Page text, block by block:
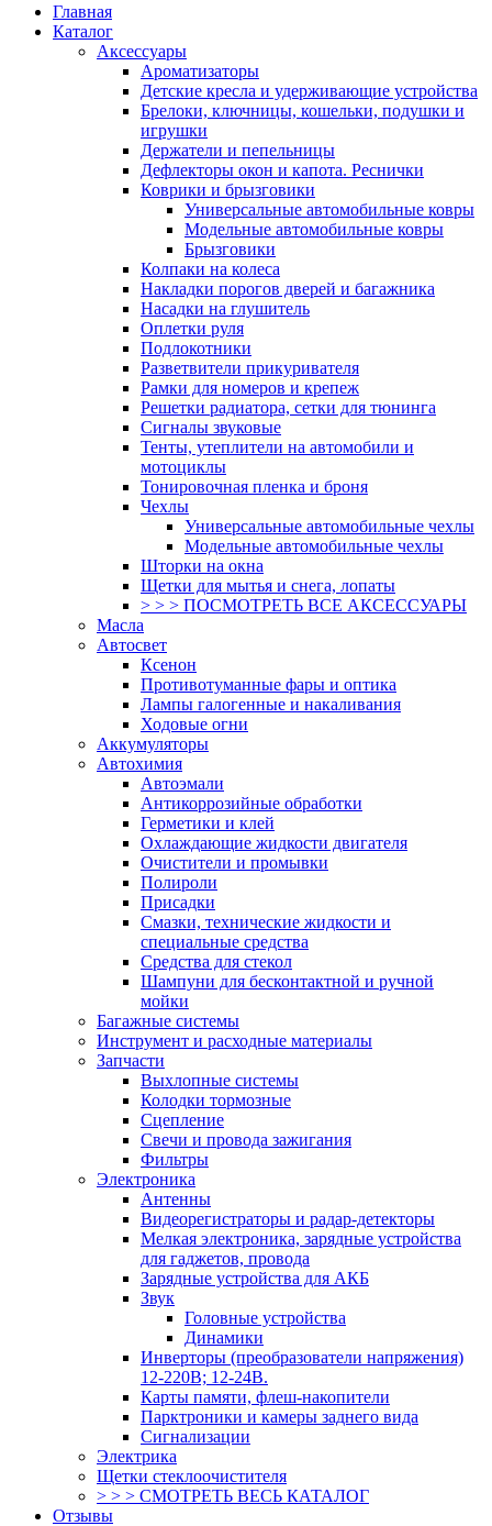
Главная
Каталог
Аксессуары
Ароматизаторы
Детские кресла и удерживающие устройства
Брелоки, ключницы, кошельки, подушки и
игрушки
Держатели и пепельницы
Дефлекторы окон и капота. Реснички
Коврики и брызговики
Универсальные автомобильные ковры
Модельные автомобильные ковры
Брызговики
Колпаки на колеса
Накладки порогов дверей и багажника
Насадки на глушитель
Оплетки руля
Подлокотники
Разветвители прикуривателя
Рамки для номеров и крепеж
Решетки радиатора, сетки для тюнинга
Сигналы звуковые
Тенты, утеплители на автомобили и
мотоциклы
Тонировочная пленка и броня
Чехлы
Универсальные автомобильные чехлы
Модельные автомобильные чехлы
Шторки на окна
Щетки для мытья и снега, лопаты
> > > ПОСМОТРЕТЬ ВСЕ АКСЕССУАРЫ
Масла
Автосвет
Ксенон
Противотуманные фары и оптика
Лампы галогенные и накаливания
Ходовые огни
Аккумуляторы
Автохимия
Автоэмали
Антикоррозийные обработки
Герметики и клей
Охлаждающие жидкости двигателя
Очистители и промывки
Полироли
Присадки
Смазки, технические жидкости и
специальные средства
Средства для стекол
Шампуни для бесконтактной и ручной
мойки
Багажные системы
Инструмент и расходные материалы
Запчасти
Выхлопные системы
Колодки тормозные
Сцепление
Свечи и провода зажигания
Фильтры
Электроника
Антенны
Видеорегистраторы и радар-детекторы
Мелкая электроника, зарядные устройства
для гаджетов, провода
Зарядные устройства для АКБ
Звук
Головные устройства
Динамики
Инверторы (преобразователи напряжения)
12-220В; 12-24В.
Карты памяти, флеш-накопители
Парктроники и камеры заднего вида
Сигнализации
Электрика
Щетки стеклоочистителя
> > > СМОТРЕТЬ ВЕСЬ КАТАЛОГ
Отзывы